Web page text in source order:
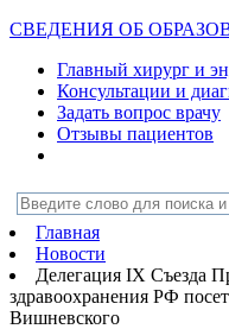
СВЕДЕНИЯ ОБ
Главный хирург и
Консультации и
Задать вопрос врачу
Отзывы пациентов
Главная
Новости
Делегация IX Съезда
здравоохранения РФ
Вишневского